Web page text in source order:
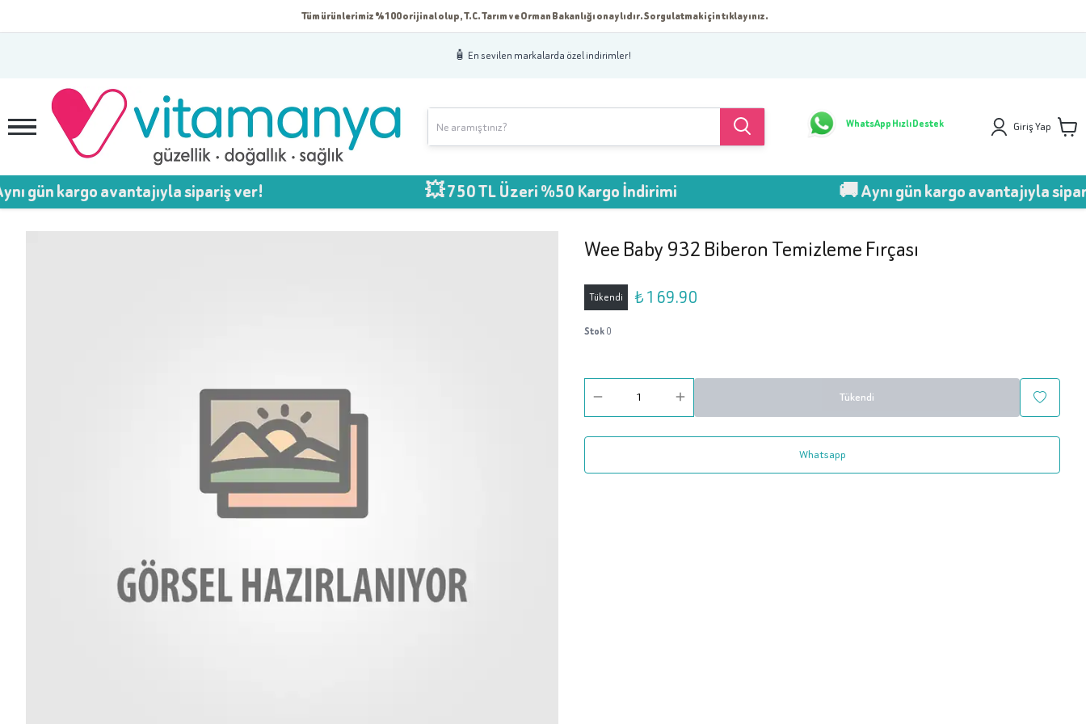
Tüm ürünlerimiz %100 orijinal olup, T.C. Tarım ve Orman Bakanlığı onaylıdır. Sorgulatmak için tıklayınız.
🧴 En sevilen markalarda özel indirimler!
WhatsApp Hızlı Destek Giriş Yap
avantajıyla sipariş ver! 💥 750 TL Üzeri %50 Kargo İndirimi 🚚 Aynı gün kargo avantajıyla sipariş ver!
Wee Baby 932 Biberon Temizleme Fırçası
Tükendi ₺ 169.90
Stok0
Tükendi
Whatsapp